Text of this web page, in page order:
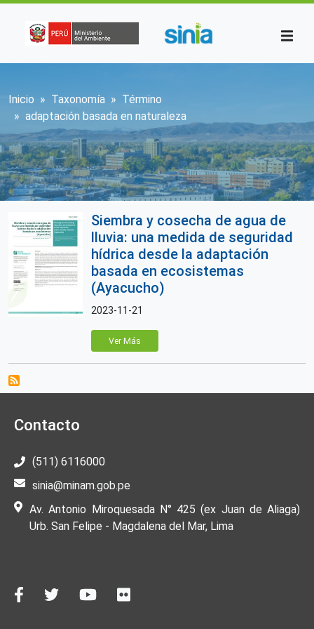
Sobrescribir enlaces de ayuda a la
Inicio Taxonomía
Término
adaptación basada en naturaleza
Siembra y cosecha de agua de
lluvia: una medida de seguridad
hídrica desde la adaptación
basada en ecosistemas
(Ayacucho)
2023-11-21
Ver Más
Contacto
(511) 6116000
sinia@minam.gob.pe
Av. Antonio Miroquesada N° 425 (ex Juan de Aliaga)
Urb. San Felipe - Magdalena del Mar, Lima